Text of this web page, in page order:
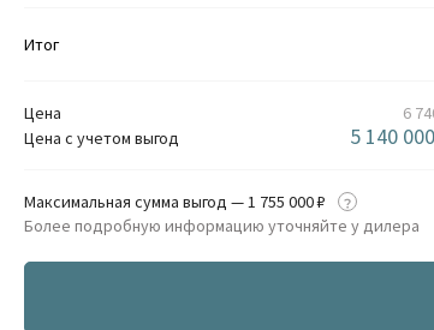
Итог
Цена
6
Цена с учетом выгод
5 140
Максимальная сумма выгод — 1 755 000 ₽
Более подробную информацию уточняйте у дилера